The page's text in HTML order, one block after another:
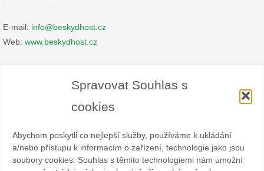
Spravovat Souhlas s
cookies
Abychom poskytli co nejlepší služby, používáme k ukládání
a/nebo přístupu k informacím o zařízení, technologie jako jsou
soubory cookies. Souhlas s těmito technologiemi nám umožní
E-mail: info@beskydhost.cz
Web: www.beskydhost.cz